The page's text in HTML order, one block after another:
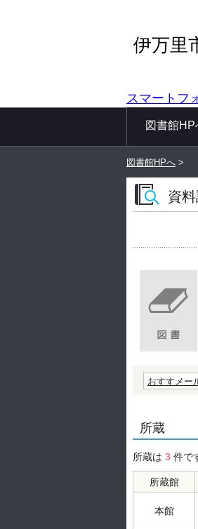
伊万里
スマートフ
図書館HP
図書館HPへ >
資
おすすメー
所蔵
所蔵は 3 件で
所蔵館
本館